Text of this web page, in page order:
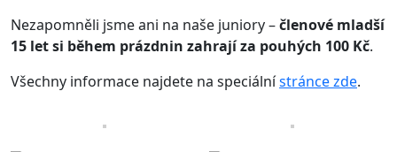
Nezapomněli jsme ani na naše juniory –členové mladší
15 let si během prázdnin zahrají za pouhých 100 Kč.
Všechny informace najdete na speciálnístránce zde.